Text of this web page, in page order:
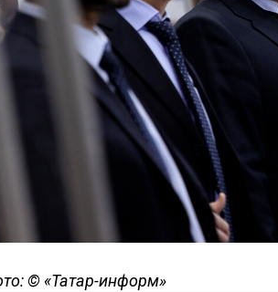
© «Татар-информ»